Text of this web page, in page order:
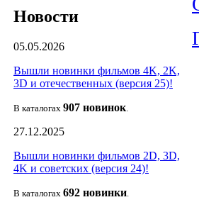
Новости
05.05.2026
Вышли новинки фильмов 4K, 2K,
3D и отечественных (версия 25)!
В каталогах 907 новинок.
27.12.2025
Вышли новинки фильмов 2D, 3D,
4K и советских (версия 24)!
В каталогах 692 новинки.